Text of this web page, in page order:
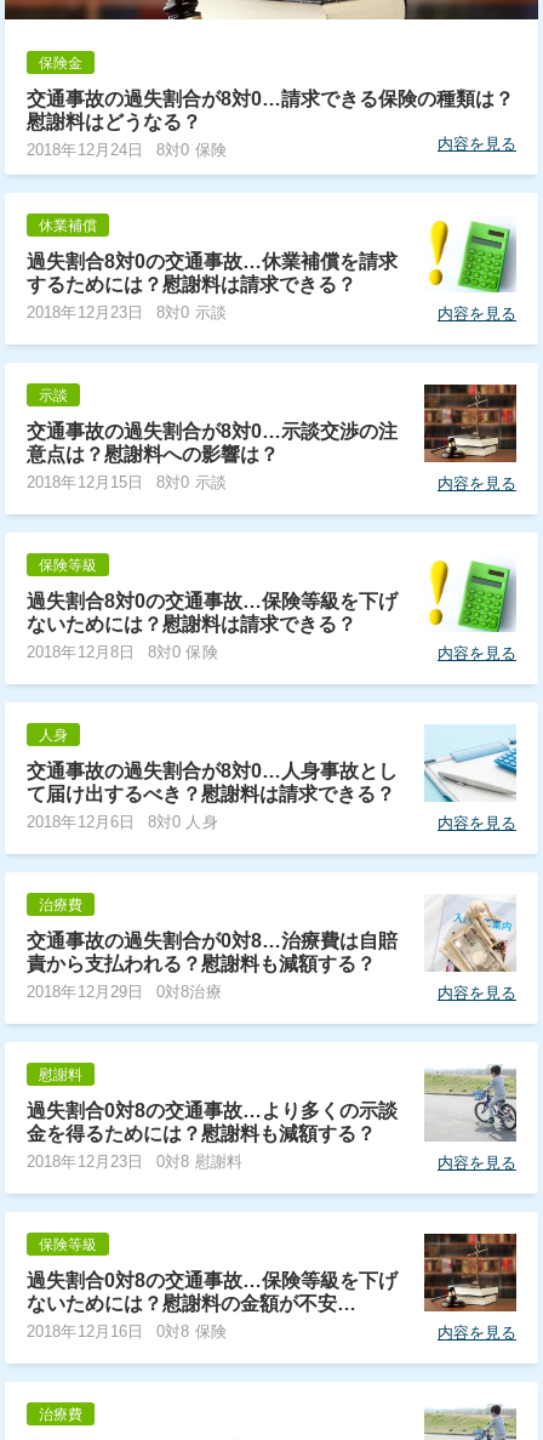
保険金
交通事故の過失割合が8対0…請求できる保険の種類は？
慰謝料はどうなる？
2018年12月24日 8対0 保険 内容を見る
休業補償
過失割合8対0の交通事故…休業補償を請求
するためには？慰謝料は請求できる？
2018年12月23日 8対0 示談 内容を見る
示談
交通事故の過失割合が8対0…示談交渉の注
意点は？慰謝料への影響は？
2018年12月15日 8対0 示談 内容を見る
保険等級
過失割合8対0の交通事故…保険等級を下げ
ないためには？慰謝料は請求できる？
2018年12月8日 8対0 保険 内容を見る
人身
交通事故の過失割合が8対0…人身事故とし
て届け出するべき？慰謝料は請求できる？
2018年12月6日 8対0 人身 内容を見る
治療費
交通事故の過失割合が0対8…治療費は自賠
責から支払われる？慰謝料も減額する？
2018年12月29日 0対8治療 内容を見る
慰謝料
過失割合0対8の交通事故…より多くの示談
金を得るためには？慰謝料も減額する？
2018年12月23日 0対8 慰謝料 内容を見る
保険等級
過失割合0対8の交通事故…保険等級を下げ
ないためには？慰謝料の金額が不安…
2018年12月16日 0対8 保険 内容を見る
治療費